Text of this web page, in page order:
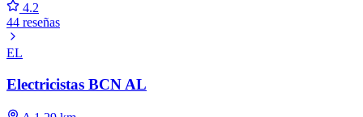
4.2
44 reseñas
EL
Electricistas BCN AL